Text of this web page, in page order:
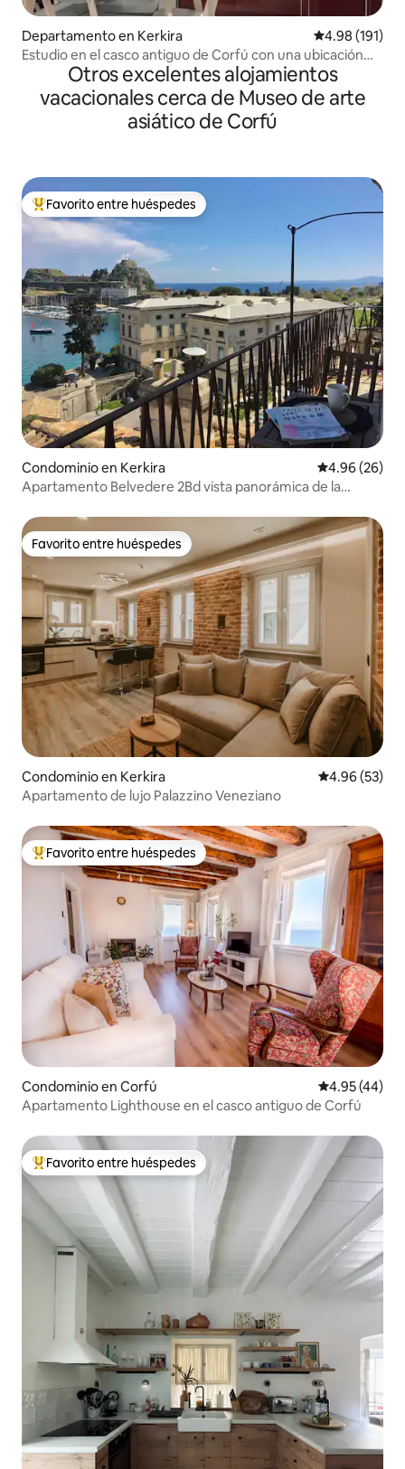
Departamento en Kerkira Calificación
4.98 (191)
Estudio en el casco antiguo de Corfú con una ubicación
Otros excelentes alojamientos
vacacionales cerca de Museo de arte
asiático de Corfú
De los mejores en Favorito entre huéspedes
Favorito entre huéspedes
Condominio en Kerkira Calificación
4.96 (26)
Apartamento Belvedere 2Bd vista panorámica de la
Favorito entre huéspedes
Favorito entre huéspedes
Condominio en Kerkira Calificación
4.96 (53)
Apartamento de lujo Palazzino Veneziano
De los mejores en Favorito entre huéspedes
Favorito entre huéspedes
Condominio en Corfú Calificación
4.95 (44)
Apartamento Lighthouse en el casco antiguo de Corfú
De los mejores en Favorito entre huéspedes
Favorito entre huéspedes